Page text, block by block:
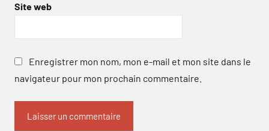
Site web
Enregistrer mon nom, mon e-mail et mon site dans le
navigateur pour mon prochain commentaire.